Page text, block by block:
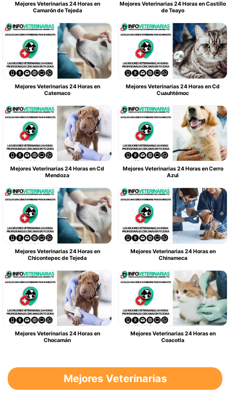
Mejores Veterinarias 24 Horas en
Camarón de Tejeda
Mejores Veterinarias 24 Horas en Castillo
de Teayo
Mejores Veterinarias 24 Horas en
Catemaco
Mejores Veterinarias 24 Horas en Cd
Cuauhtémoc
Mejores Veterinarias 24 Horas en Cd
Mendoza
Mejores Veterinarias 24 Horas en Cerro
Azul
Mejores Veterinarias 24 Horas en
Chicontepec de Tejeda
Mejores Veterinarias 24 Horas en
Chinameca
Mejores Veterinarias 24 Horas en
Chocamán
Mejores Veterinarias 24 Horas en
Coacotla
Mejores Veterinarias